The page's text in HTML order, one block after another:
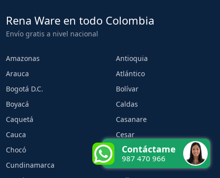
Rena Ware en todo Colombia
Envío gratis a nivel nacional
Amazonas
Antioquia
Arauca
Atlántico
Bogotá D.C.
Bolívar
Boyacá
Caldas
Caquetá
Casanare
Cauca
Cesar
Chocó
Córdoba
Cundinamarca
Contáctame
987 470 966